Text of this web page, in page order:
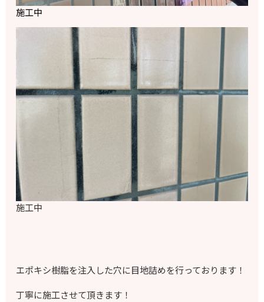
施工中
施工中
エポキシ樹脂を注入した穴に目地詰めを行っております！
丁寧に施工させて頂きます！